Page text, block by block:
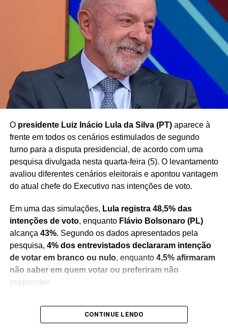
Enquanto o processo segue em tramitação, o caso chama
atenção por envolver uma discussão sobre
possibilidade de penhora de parte da remuneração de
agentes públicos para quitação de dívidas
, tema
frequentemente debatido no âmbito do Poder Judiciário.
O presidente Luiz Inácio Lula da Silva (PT)aparece à
frente em todos os cenários estimulados de segundo
turno para a disputa presidencial, de acordo com uma
pesquisa divulgada nesta quarta-feira (5). O levantamento
avaliou diferentes cenários eleitorais e apontou vantagem
do atual chefe do Executivo nas intenções de voto.
Em uma das simulações, Lula registra 48,5% das
intenções de voto, enquanto Flávio Bolsonaro (PL)
alcança 43%. Segundo os dados apresentados pela
pesquisa, 4% dos entrevistados declararam intenção
de votar em branco ou nulo, enquanto 4,5% afirmaram
não saber em quem votar ou preferiram não
Os números refletem um recorte do cenário eleitoral no
momento da realização do levantamento e servem como
CONTINUE LENDO